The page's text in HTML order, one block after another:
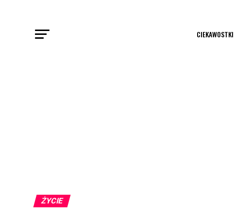
CIEKAWOSTKI
ŻYCIE